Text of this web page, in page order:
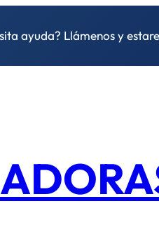
ayuda? Llámenos y